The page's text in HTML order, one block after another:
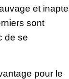
et inapte
sont
de se
pour le